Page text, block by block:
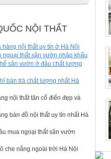
NỘI THẤT
hàng nội thất uy tín ở Hà Nội
ngoại thất sân vườn nhâp khẩu
sân vườn ở đâu chất lượng
bàn trà chất lượng nhất Hà
nội thất tân cổ điển đẹp và
bán đồ nội thất uy tín nhất Hà
mua ngoại thất sân vườn
che nắng ngoài trời Hà Nội